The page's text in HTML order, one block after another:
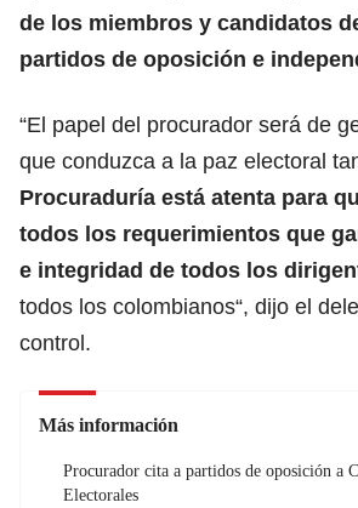
de los miembros y candidatos
partidos de oposición e
“El papel del procurador será de
que conduzca a la paz electoral
Procuraduría está atenta para
todos los requerimientos que
e integridad de todos los
todos los colombianos“, dijo el
control.
Más información
Procurador cita a partidos de oposición a
Electorales